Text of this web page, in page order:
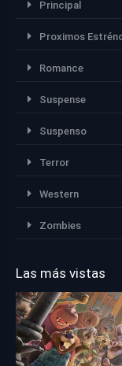
Principal
Proximos
Romance
Suspense
Suspenso
Terror
Western
Zombies
Las más vistas